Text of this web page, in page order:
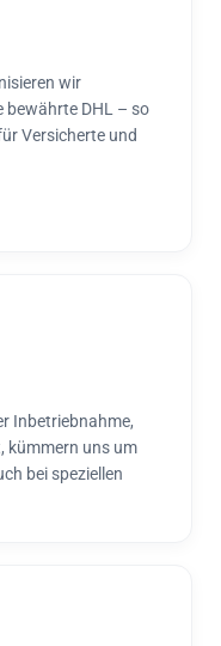
wir
bewährte DHL – so
Versicherte und
Inbetriebnahme,
kümmern uns um
bei speziellen